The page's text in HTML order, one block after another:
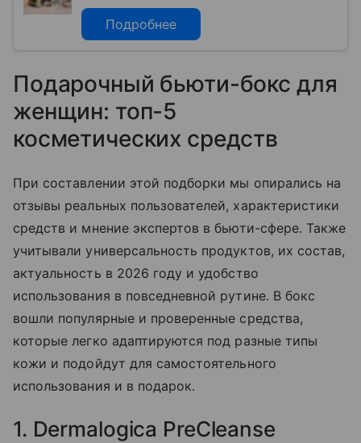
Подробнее
Подарочный бьюти-бокс для
женщин: топ-5
косметических средств
При составлении этой подборки мы опирались на
отзывы реальных пользователей, характеристики
средств и мнение экспертов в бьюти-сфере. Также
учитывали универсальность продуктов, их состав,
актуальность в 2026 году и удобство
использования в повседневной рутине. В бокс
вошли популярные и проверенные средства,
которые легко адаптируются под разные типы
кожи и подойдут для самостоятельного
использования и в подарок.
1. Dermalogica PreCleanse